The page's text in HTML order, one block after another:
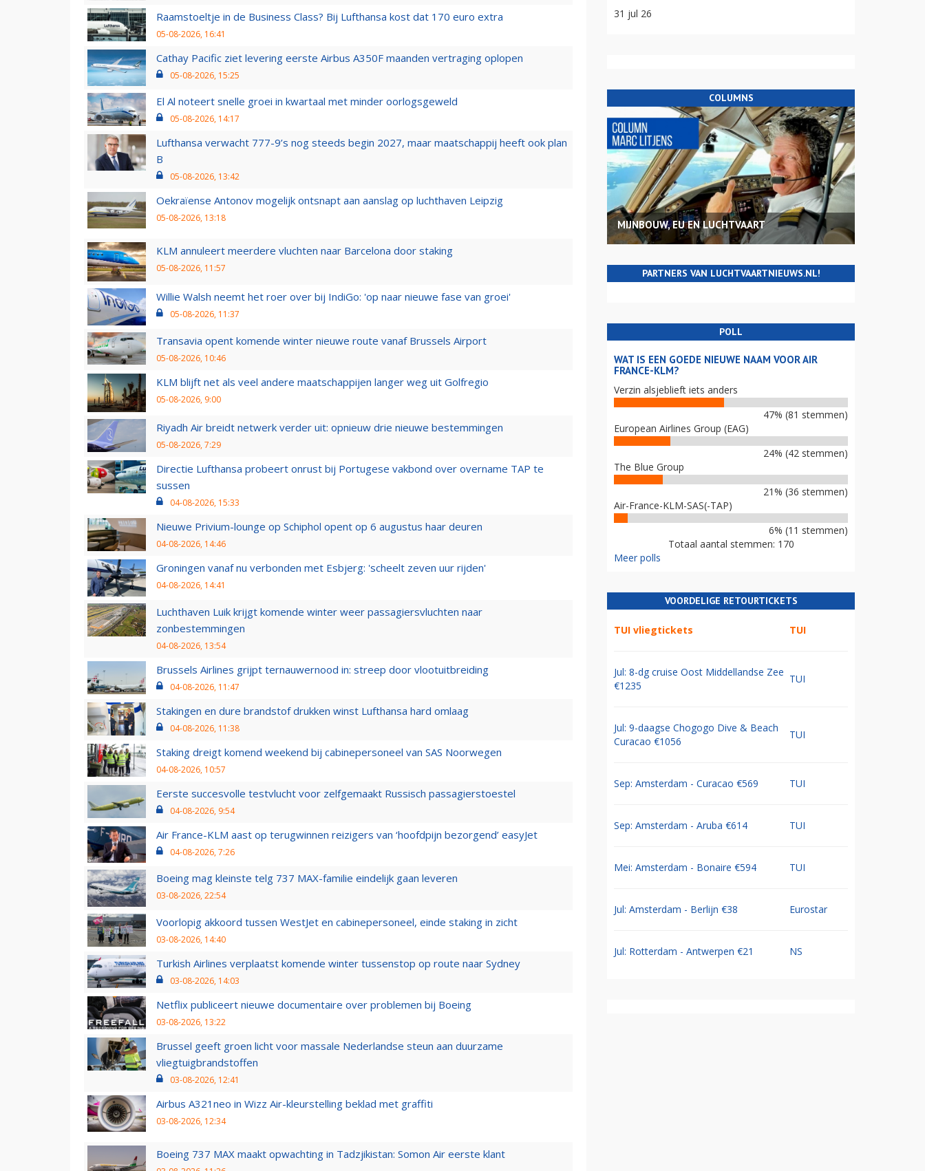
Raamstoeltje in de Business Class? Bij Lufthansa kost dat 170 euro extra
05-08-2026, 16:41
Cathay Pacific ziet levering eerste Airbus A350F maanden vertraging oplopen
05-08-2026, 15:25
El Al noteert snelle groei in kwartaal met minder oorlogsgeweld
05-08-2026, 14:17
Lufthansa verwacht 777-9’s nog steeds begin 2027, maar maatschappij heeft ook plan
B
05-08-2026, 13:42
Oekraïense Antonov mogelijk ontsnapt aan aanslag op luchthaven Leipzig
05-08-2026, 13:18
KLM annuleert meerdere vluchten naar Barcelona door staking
05-08-2026, 11:57
Willie Walsh neemt het roer over bij IndiGo: 'op naar nieuwe fase van groei'
05-08-2026, 11:37
Transavia opent komende winter nieuwe route vanaf Brussels Airport
05-08-2026, 10:46
KLM blijft net als veel andere maatschappijen langer weg uit Golfregio
05-08-2026, 9:00
Riyadh Air breidt netwerk verder uit: opnieuw drie nieuwe bestemmingen
05-08-2026, 7:29
Directie Lufthansa probeert onrust bij Portugese vakbond over overname TAP te
sussen
04-08-2026, 15:33
Nieuwe Privium-lounge op Schiphol opent op 6 augustus haar deuren
04-08-2026, 14:46
Groningen vanaf nu verbonden met Esbjerg: 'scheelt zeven uur rijden'
04-08-2026, 14:41
Luchthaven Luik krijgt komende winter weer passagiersvluchten naar
zonbestemmingen
04-08-2026, 13:54
Brussels Airlines grijpt ternauwernood in: streep door vlootuitbreiding
04-08-2026, 11:47
Stakingen en dure brandstof drukken winst Lufthansa hard omlaag
04-08-2026, 11:38
Staking dreigt komend weekend bij cabinepersoneel van SAS Noorwegen
04-08-2026, 10:57
Eerste succesvolle testvlucht voor zelfgemaakt Russisch passagierstoestel
04-08-2026, 9:54
Air France-KLM aast op terugwinnen reizigers van ‘hoofdpijn bezorgend’ easyJet
04-08-2026, 7:26
Boeing mag kleinste telg 737 MAX-familie eindelijk gaan leveren
03-08-2026, 22:54
Voorlopig akkoord tussen WestJet en cabinepersoneel, einde staking in zicht
03-08-2026, 14:40
Turkish Airlines verplaatst komende winter tussenstop op route naar Sydney
03-08-2026, 14:03
Netflix publiceert nieuwe documentaire over problemen bij Boeing
03-08-2026, 13:22
Brussel geeft groen licht voor massale Nederlandse steun aan duurzame
vliegtuigbrandstoffen
03-08-2026, 12:41
Airbus A321neo in Wizz Air-kleurstelling beklad met graffiti
03-08-2026, 12:34
Boeing 737 MAX maakt opwachting in Tadzjikistan: Somon Air eerste klant
31 jul 26
COLUMNS
MIJNBOUW, EU EN LUCHTVAART
PARTNERS VAN LUCHTVAARTNIEUWS.NL!
POLL
WAT IS EEN GOEDE NIEUWE NAAM VOOR AIR
FRANCE-KLM?
Verzin alsjeblieft iets anders
47% (81 stemmen)
European Airlines Group (EAG)
24% (42 stemmen)
The Blue Group
21% (36 stemmen)
Air-France-KLM-SAS(-TAP)
6% (11 stemmen)
Totaal aantal stemmen: 170
Meer polls
VOORDELIGE RETOURTICKETS
TUI vliegtickets TUI
Jul: 8-dg cruise Oost Middellandse Zee
€1235
TUI
Jul: 9-daagse Chogogo Dive & Beach
Curacao €1056
TUI
Sep: Amsterdam - Curacao €569 TUI
Sep: Amsterdam - Aruba €614 TUI
Mei: Amsterdam - Bonaire €594 TUI
Jul: Amsterdam - Berlijn €38 Eurostar
Jul: Rotterdam - Antwerpen €21 NS